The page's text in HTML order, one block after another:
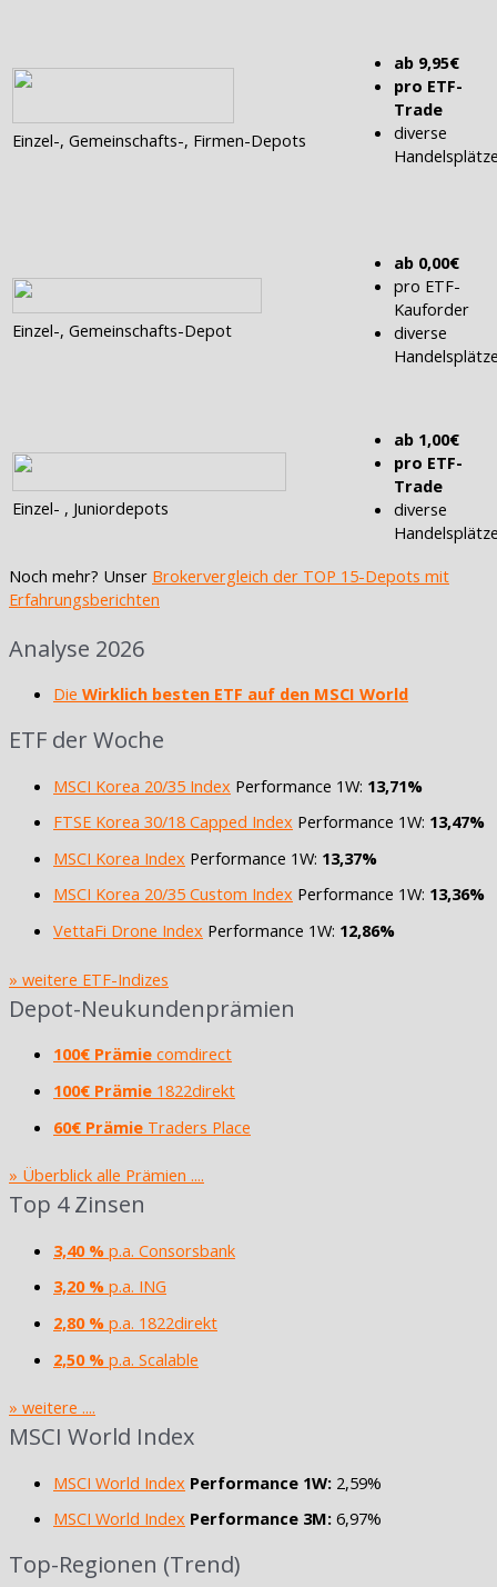
Einzel-, Gemeinschafts-, Firmen-Depots
ab 9,95€
pro ETF-
Trade
diverse
Einzel-, Gemeinschafts-Depot
ab 0,00€
pro ETF-
Kauforder
diverse
Einzel- , Juniordepots
ab 1,00€
pro ETF-
Trade
diverse
Noch mehr? Unser Brokervergleich der TOP 15-Depots mit
Erfahrungsberichten
Analyse 2026
Die Wirklich besten ETF auf den MSCI World
ETF der Woche
MSCI Korea 20/35 Index Performance 1W: 13,71%
FTSE Korea 30/18 Capped Index Performance 1W: 13,47%
MSCI Korea Index Performance 1W: 13,37%
MSCI Korea 20/35 Custom Index Performance 1W: 13,36%
VettaFi Drone Index Performance 1W: 12,86%
» weitere ETF-Indizes
Depot-Neukundenprämien
100€ Prämie comdirect
100€ Prämie 1822direkt
60€ Prämie Traders Place
» Überblick alle Prämien ....
Top 4 Zinsen
3,40 % p.a. Consorsbank
3,20 % p.a. ING
2,80 % p.a. 1822direkt
2,50 % p.a. Scalable
» weitere ....
MSCI World Index
MSCI World Index Performance 1W: 2,59%
MSCI World Index Performance 3M: 6,97%
Top-Regionen (Trend)